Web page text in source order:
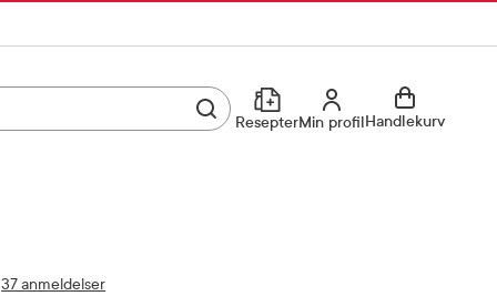
Utfør søkResepterMin profilMin profilHandlekurv
37 anmeldelser